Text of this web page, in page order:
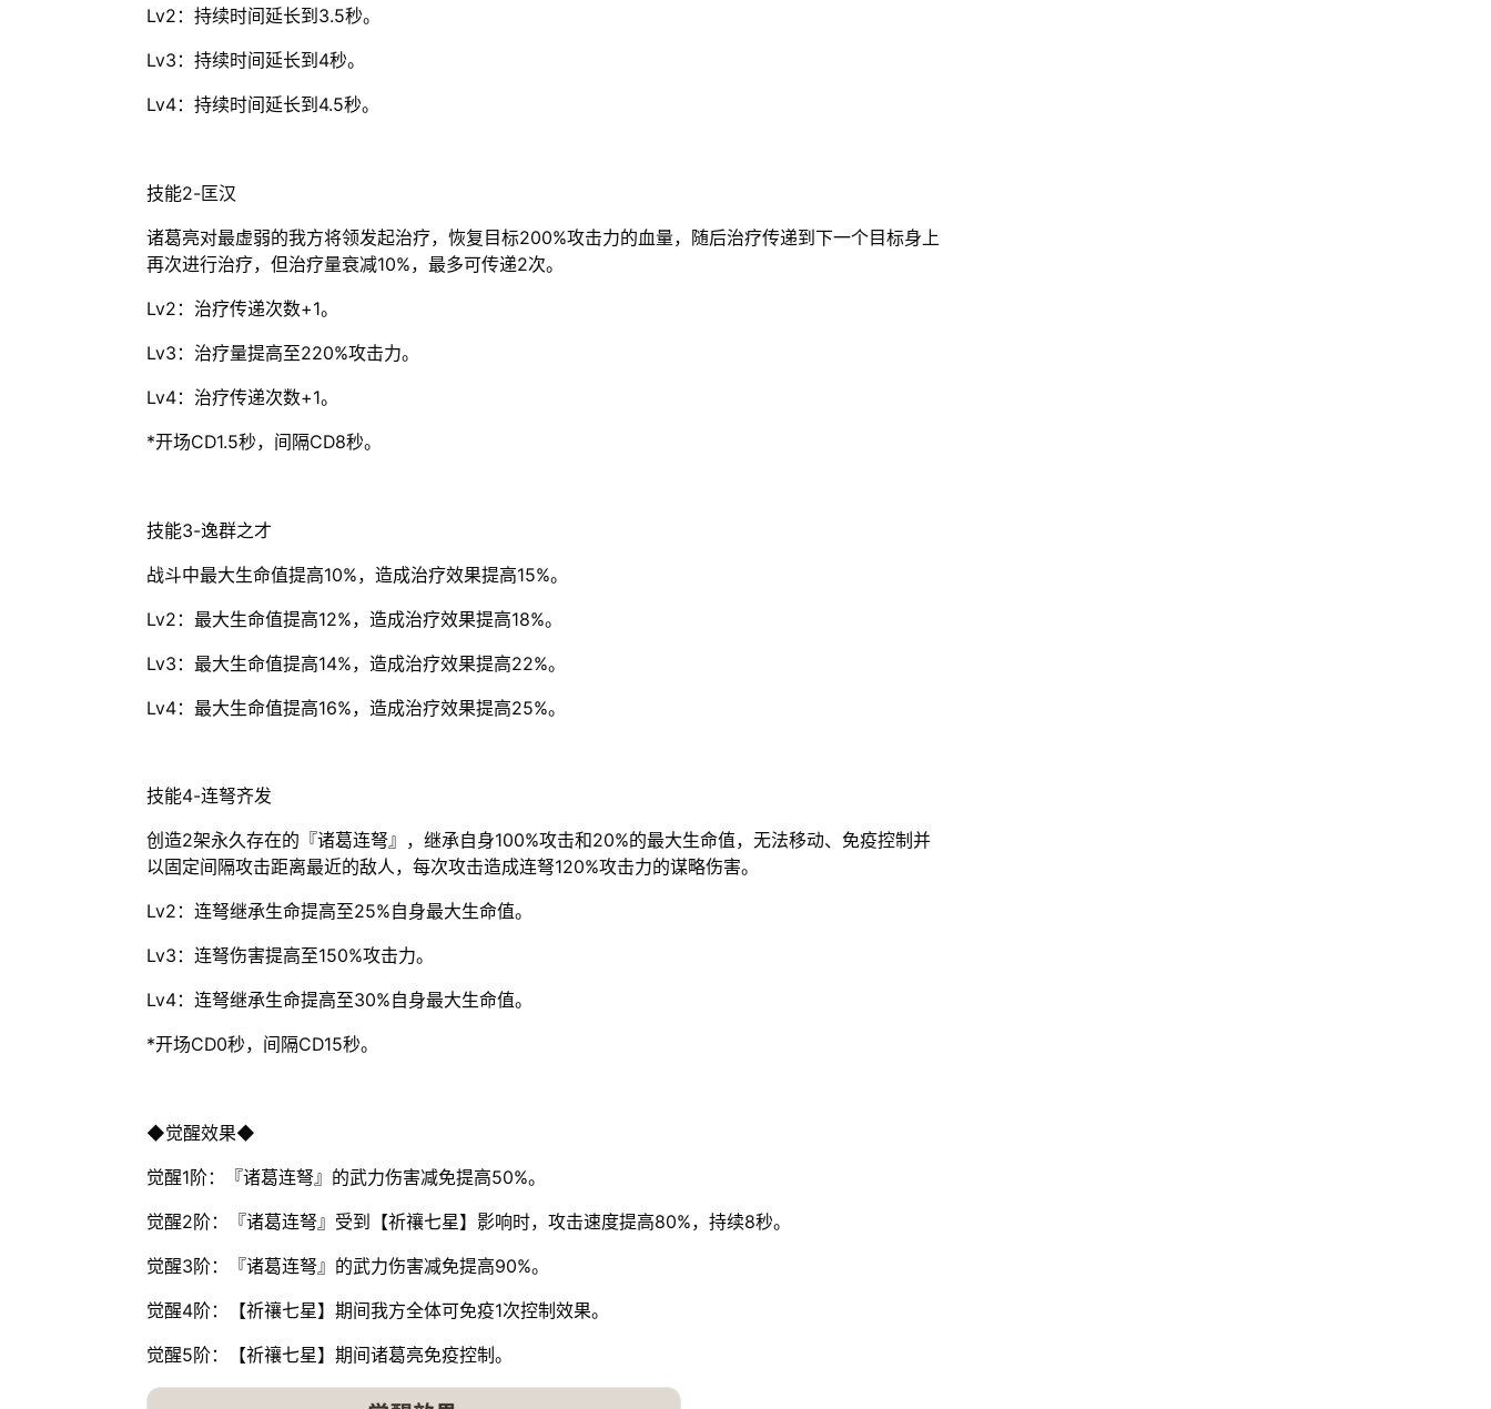
Lv2：持续时间延长到3.5秒。
Lv3：持续时间延长到4秒。
Lv4：持续时间延长到4.5秒。
技能2-匡汉
诸葛亮对最虚弱的我方将领发起治疗，恢复目标200%攻击力的血量，随后治疗传递到下一个目标身上
再次进行治疗，但治疗量衰减10%，最多可传递2次。
Lv2：治疗传递次数+1。
Lv3：治疗量提高至220%攻击力。
Lv4：治疗传递次数+1。
*开场CD1.5秒，间隔CD8秒。
技能3-逸群之才
战斗中最大生命值提高10%，造成治疗效果提高15%。
Lv2：最大生命值提高12%，造成治疗效果提高18%。
Lv3：最大生命值提高14%，造成治疗效果提高22%。
Lv4：最大生命值提高16%，造成治疗效果提高25%。
技能4-连弩齐发
创造2架永久存在的『诸葛连弩』，继承自身100%攻击和20%的最大生命值，无法移动、免疫控制并
以固定间隔攻击距离最近的敌人，每次攻击造成连弩120%攻击力的谋略伤害。
Lv2：连弩继承生命提高至25%自身最大生命值。
Lv3：连弩伤害提高至150%攻击力。
Lv4：连弩继承生命提高至30%自身最大生命值。
*开场CD0秒，间隔CD15秒。
◆觉醒效果◆
觉醒1阶：『诸葛连弩』的武力伤害减免提高50%。
觉醒2阶：『诸葛连弩』受到【祈禳七星】影响时，攻击速度提高80%，持续8秒。
觉醒3阶：『诸葛连弩』的武力伤害减免提高90%。
觉醒4阶：【祈禳七星】期间我方全体可免疫1次控制效果。
觉醒5阶：【祈禳七星】期间诸葛亮免疫控制。